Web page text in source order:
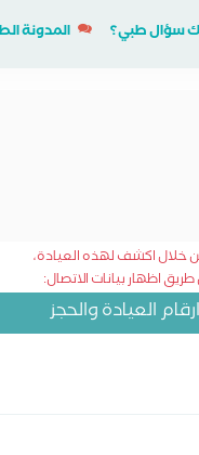
سؤال طبي؟ المدونة
خلال اكشف لهذه العيادة،
اظهار بيانات الاتصال:
العيادة والحجز